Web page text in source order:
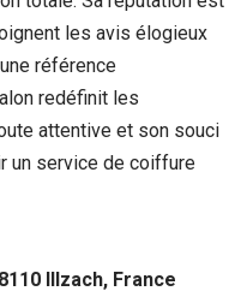
les avis élogieux
référence
redéfinit les
attentive et son souci
un service de coiffure
Illzach, France